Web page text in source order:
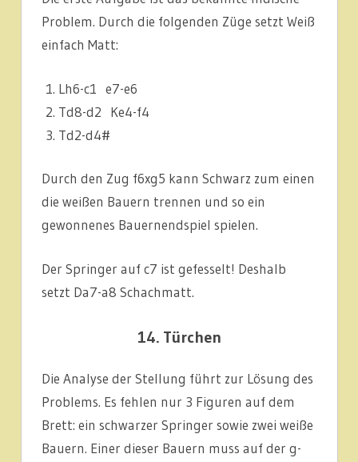
Problem. Durch die folgenden Züge setzt Weiß
einfach Matt:
Lh6-c1 e7-e6
Td8-d2 Ke4-f4
Td2-d4#
Durch den Zug f6xg5 kann Schwarz zum einen
die weißen Bauern trennen und so ein
gewonnenes Bauernendspiel spielen.
Der Springer auf c7 ist gefesselt! Deshalb
setzt Da7-a8 Schachmatt.
14. Türchen
Die Analyse der Stellung führt zur Lösung des
Problems. Es fehlen nur 3 Figuren auf dem
Brett: ein schwarzer Springer sowie zwei weiße
Bauern. Einer dieser Bauern muss auf der g-